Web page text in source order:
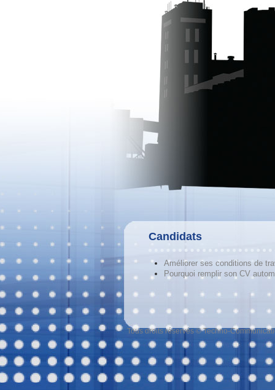
Candidats
Améliorer ses conditions de
Pourquoi remplir son CV
Tous droits réservés © Techno-